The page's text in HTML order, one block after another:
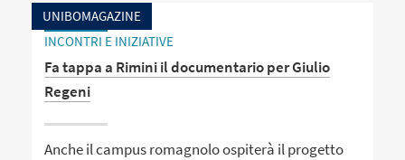
UNIBOMAGAZINE
INCONTRI E INIZIATIVE
Fa tappa a Rimini il documentario per Giulio
Regeni
Anche il campus romagnolo ospiterà il progetto